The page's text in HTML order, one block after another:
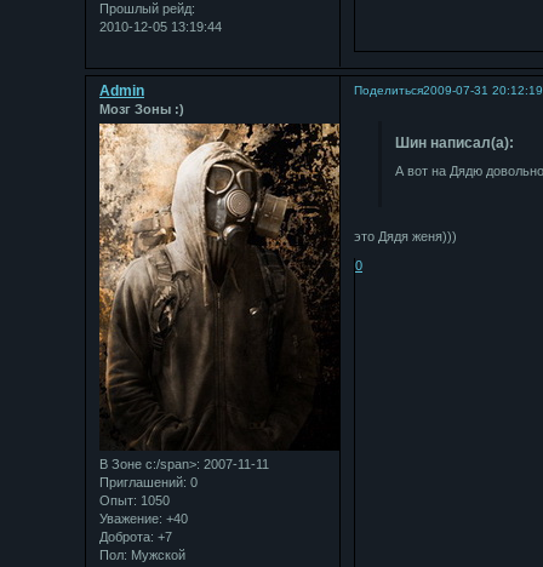
Прошлый рейд:
2010-12-05 13:19:44
Поделиться2009-07-31 20:12:19
Admin
Мозг Зоны :)
В Зоне с:/span>: 2007-11-11
Приглашений: 0
Опыт: 1050
Уважение: +40
Доброта: +7
Пол: Мужской
Шин написал(а):
А вот на Дядю
это Дядя женя)))
0